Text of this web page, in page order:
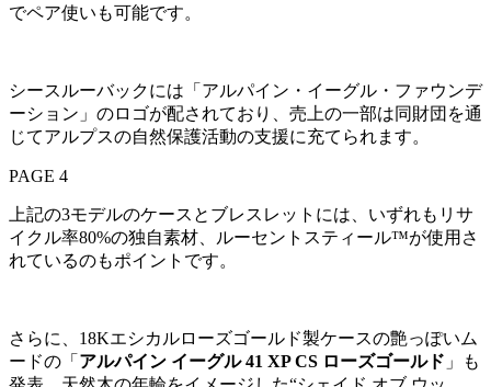
でペア使いも可能です。
シースルーバックには「アルパイン・イーグル・ファウンデ
ーション」のロゴが配されており、売上の一部は同財団を通
じてアルプスの自然保護活動の支援に充てられます。
PAGE 4
上記の3モデルのケースとブレスレットには、いずれもリサ
イクル率80%の独自素材、ルーセントスティール™が使用さ
れているのもポイントです。
さらに、18Kエシカルローズゴールド製ケースの艶っぽいム
ードの「 アルパイン イーグル 41 XP CS ローズゴールド 」も